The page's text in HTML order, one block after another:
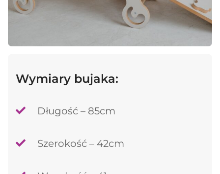
Wymiary bujaka:
Długość – 85cm
Szerokość – 42cm